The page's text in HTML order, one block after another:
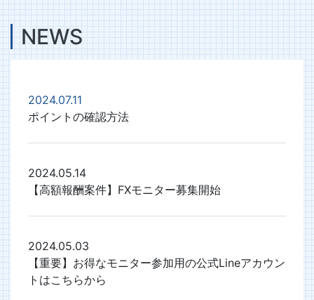
NEWS
2024.07.11
ポイントの確認方法
2024.05.14
【高額報酬案件】FXモニター募集開始
2024.05.03
【重要】お得なモニター参加用の公式Lineアカウン
トはこちらから